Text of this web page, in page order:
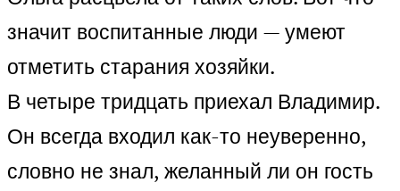
значит воспитанные люди — умеют
отметить старания хозяйки.
В четыре тридцать приехал Владимир.
Он всегда входил как-то неуверенно,
словно не знал, желанный ли он гость